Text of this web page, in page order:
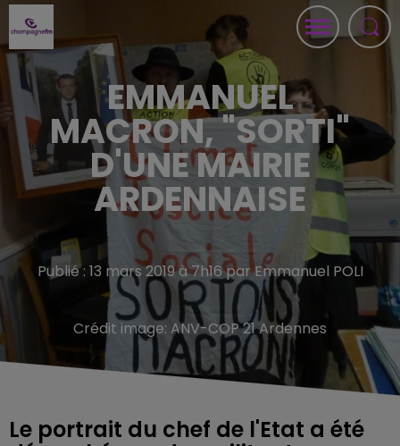
EMMANUEL
MACRON, "SORTI"
D'UNE MAIRIE
ARDENNAISE
Publié : 13 mars 2019 à 7h16 par Emmanuel POLI
Crédit image: ANV-COP 21 Ardennes
Le portrait du chef de l'Etat a été